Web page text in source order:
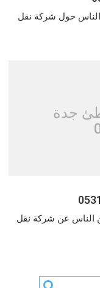
حول شركة نقل
جدة
الناس عن شركة نقل